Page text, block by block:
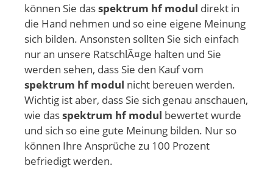
können Sie dasspektrum hf modul direkt in
die Hand nehmen und so eine eigene Meinung
sich bilden. Ansonsten sollten Sie sich einfach
nur an unsere RatschlÃ¤ge halten und Sie
werden sehen, dass Sie den Kauf vom
spektrum hf modul nicht bereuen werden.
Wichtig ist aber, dass Sie sich genau anschauen,
wie dasspektrum hf modul bewertet wurde
und sich so eine gute Meinung bilden. Nur so
können Ihre Ansprüche zu 100 Prozent
befriedigt werden.